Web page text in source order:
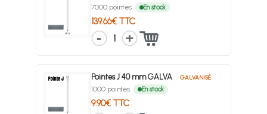
7000 pointes En stock
139.66€ TTC
1
Pointes J 40 mm GALVA GALVANISÉ
1000 pointes En stock
9.90€ TTC